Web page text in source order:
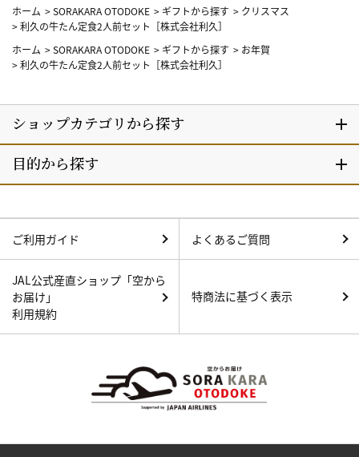
ホーム >SORAKARA OTODOKE > ギフトから探す > クリスマス
>利久の牛たん定食2人前セット［株式会社利久］
ホーム >SORAKARA OTODOKE > ギフトから探す > お年賀
>利久の牛たん定食2人前セット［株式会社利久］
ご利用ガイド よくあるご質問
JAL公式産直ショップ「空から
お届け」
利用規約
特商法に基づく表示